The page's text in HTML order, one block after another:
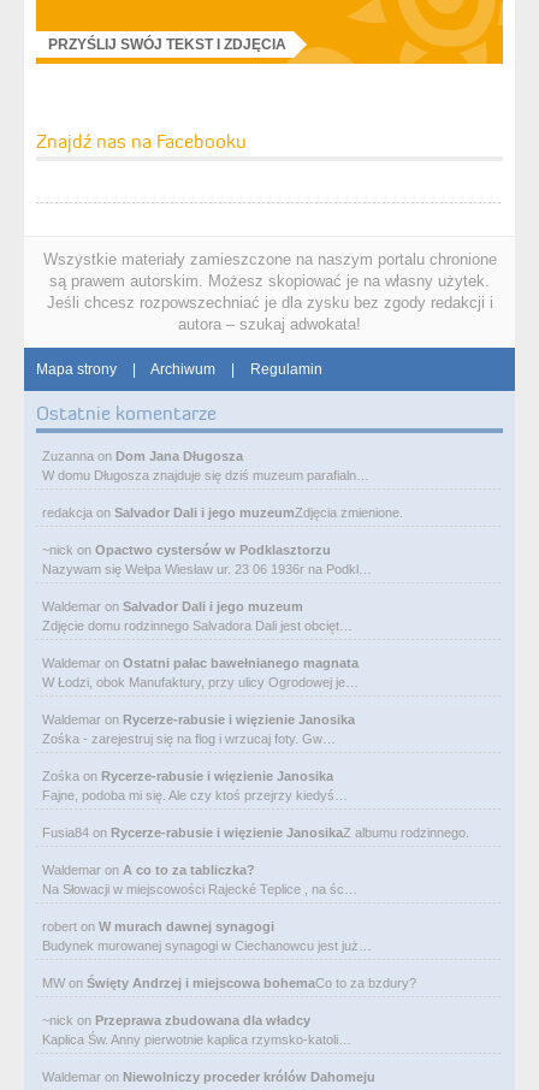
PRZYŚLIJ SWÓJ TEKST I ZDJĘCIA
Znajdź nas na Facebooku
Wszystkie materiały zamieszczone na naszym portalu chronione
są prawem autorskim. Możesz skopiować je na własny użytek.
Jeśli chcesz rozpowszechniać je dla zysku bez zgody redakcji i
autora – szukaj adwokata!
Mapa strony | Archiwum | Regulamin
Ostatnie komentarze
Zuzanna on Dom Jana Długosza
W domu Długosza znajduje się dziś muzeum parafialn…
redakcja on Salvador Dali i jego muzeumZdjęcia zmienione.
~nick on Opactwo cystersów w Podklasztorzu
Nazywam się Wełpa Wiesław ur. 23 06 1936r na Podkl…
Waldemar on Salvador Dali i jego muzeum
Zdjęcie domu rodzinnego Salvadora Dali jest obcięt…
Waldemar on Ostatni pałac bawełnianego magnata
W Łodzi, obok Manufaktury, przy ulicy Ogrodowej je…
Waldemar on Rycerze-rabusie i więzienie Janosika
Zośka - zarejestruj się na flog i wrzucaj foty. Gw…
Zośka on Rycerze-rabusie i więzienie Janosika
Fajne, podoba mi się. Ale czy ktoś przejrzy kiedyś…
Fusia84 on Rycerze-rabusie i więzienie JanosikaZ albumu rodzinnego.
Waldemar on A co to za tabliczka?
Na Słowacji w miejscowości Rajecké Teplice , na śc…
robert on W murach dawnej synagogi
Budynek murowanej synagogi w Ciechanowcu jest już…
MW on Święty Andrzej i miejscowa bohemaCo to za bzdury?
~nick on Przeprawa zbudowana dla władcy
Kaplica Św. Anny pierwotnie kaplica rzymsko-katoli…
Waldemar on Niewolniczy proceder królów Dahomeju